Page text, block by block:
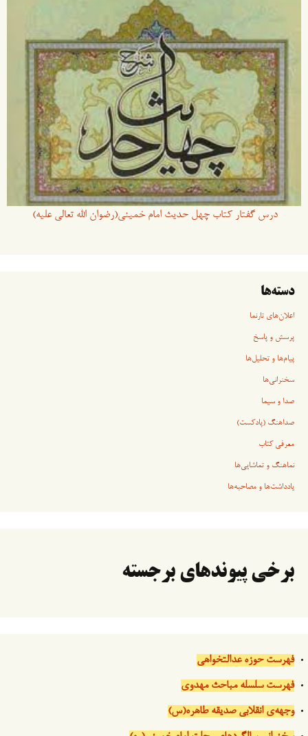
درس گفتار کتاب چهل حدیث امام خمینی(رضوان الله تعالی علیه)
دسته‌ها
اعلان‌های تارنما
پرسش و پاسخ
پیام‌ها و تحلیل‌ها
سخنرانی‏‏‌ها
صدا و سیما
صداهنگ (پادکست)
معرفی کتاب
نماهنگ و تماشایی‌ها
یادداشت‌ها و مصاحبه‌ها
برخی پیوندهای برجسته
فهرست حوزه عدالتخواهی
فهرست سلسله مباحث مهدوی
وجهه‌ی انقلابی صدیقه طاهره(س)